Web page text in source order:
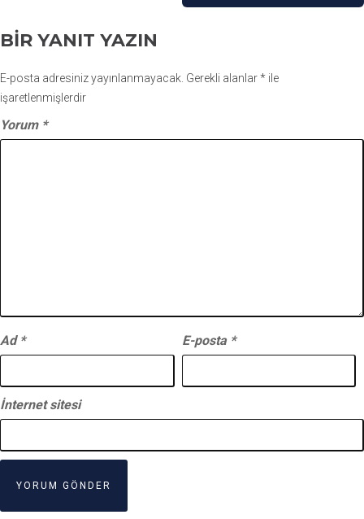
BIR YANIT YAZIN
E-posta adresiniz yayınlanmayacak. Gerekli alanlar* ile
işaretlenmişlerdir
Yorum *
Ad * E-posta *
İnternet sitesi